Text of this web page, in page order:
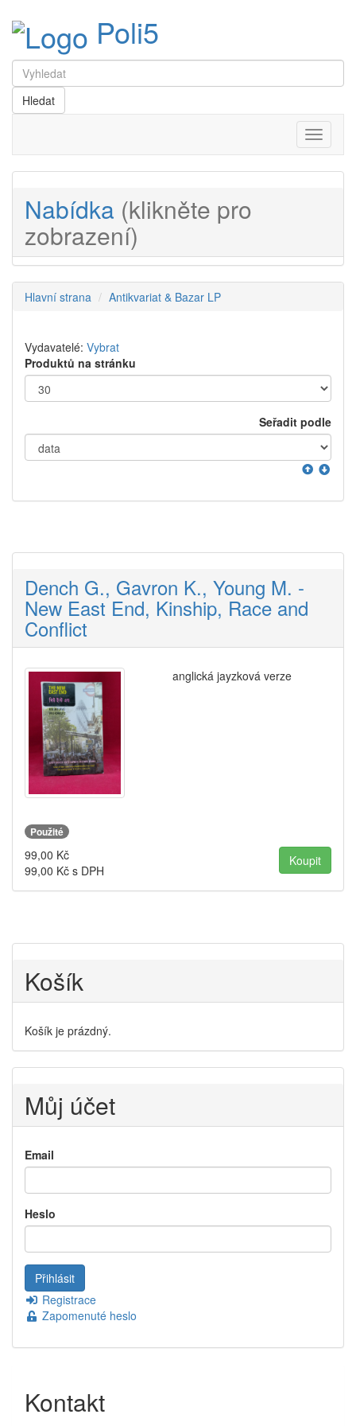
Poli5
Menu
Nabídka (klikněte pro
zobrazení)
Hlavní strana Antikvariat & Bazar LP
Vydavatelé: Vybrat
Produktů na stránku
Seřadit podle
Dench G., Gavron K., Young M. -
New East End, Kinship, Race and
Conflict
anglická jayzková verze
Použité
99,00 Kč
99,00 Kč s DPH
Košík
Košík je prázdný.
Můj účet
Email
Heslo
Registrace
Zapomenuté heslo
Kontakt